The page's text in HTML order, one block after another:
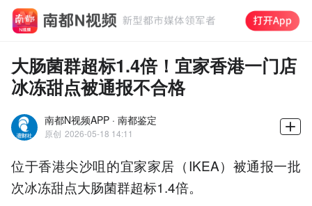
大肠菌群超标1.4倍！宜家香港一门店
冰冻甜点被通报不合格
南都N视频APP · 南都鉴定
原创 2026-05-18 14:11
位于香港尖沙咀的宜家家居（IKEA）被通报一批
次冰冻甜点大肠菌群超标1.4倍。